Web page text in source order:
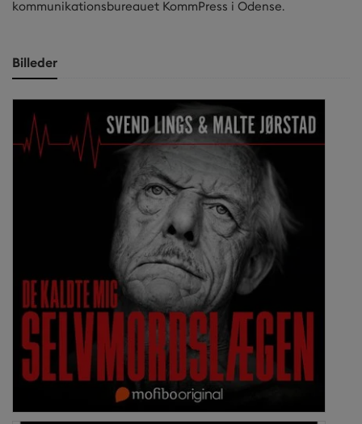
kommunikationsbureauet KommPress i Odense.
Billeder